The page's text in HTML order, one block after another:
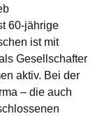
60-jährige
ist mit
Gesellschafter
aktiv. Bei der
– die auch